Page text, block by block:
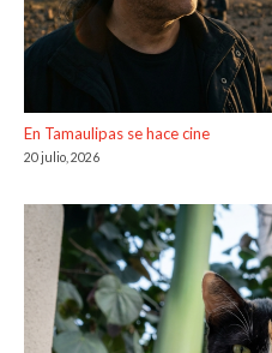
En Tamaulipas se hace cine
20 julio, 2026